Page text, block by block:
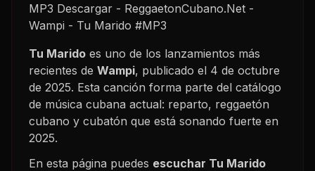
MP3 Descargar - ReggaetonCubano.Net -
Wampi - Tu Marido #MP3
Tu Marido es uno de los lanzamientos más
recientes de Wampi, publicado el 4 de octubre
de 2025. Esta canción forma parte del catálogo
de música cubana actual: reparto, reggaetón
cubano y cubatón que está sonando fuerte en
2025.
En esta página puedes escuchar Tu Marido